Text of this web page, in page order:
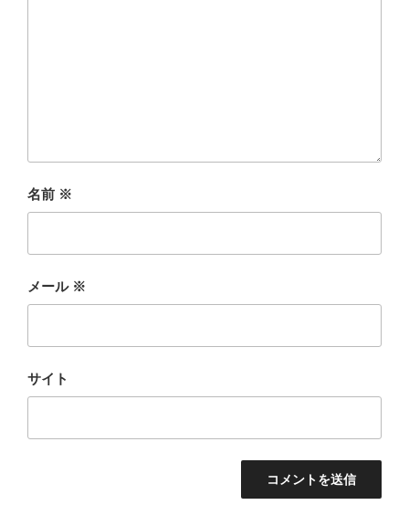
名前 ※
メール ※
サイト